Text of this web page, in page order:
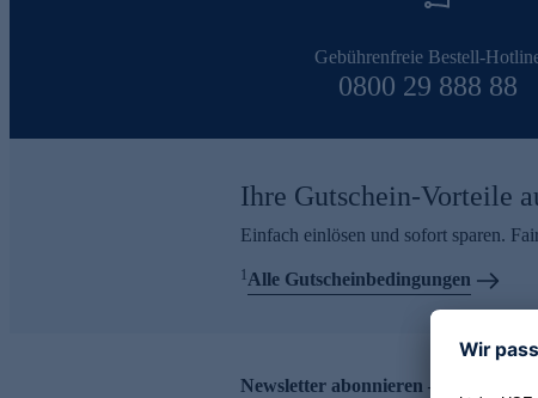
Gebührenfreie Bestell-
0800 29 888 88
Ihre Gutschein-Vorteile
Einfach einlösen und sofort sparen.
1Alle Gutscheinbedingungen
Newsletter abonnieren – 10 €